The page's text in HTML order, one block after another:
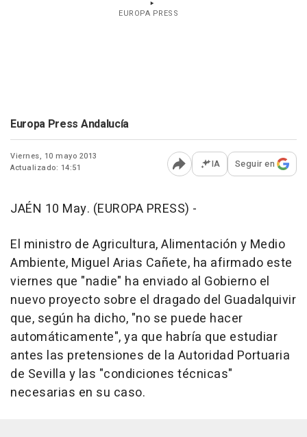
EUROPA PRESS
Europa Press Andalucía
Viernes, 10 mayo 2013
Actualizado: 14:51
Abrir opciones para
IA Seguir en
JAÉN 10 May. (EUROPA PRESS) -
El ministro de Agricultura, Alimentación y Medio
Ambiente, Miguel Arias Cañete, ha afirmado este
viernes que "nadie" ha enviado al Gobierno el
nuevo proyecto sobre el dragado del Guadalquivir
que, según ha dicho, "no se puede hacer
automáticamente", ya que habría que estudiar
antes las pretensiones de la Autoridad Portuaria
de Sevilla y las "condiciones técnicas"
necesarias en su caso.